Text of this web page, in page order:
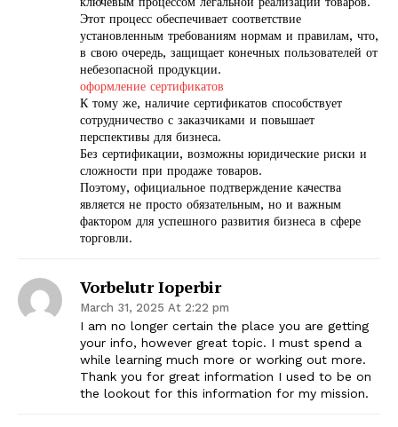
Этот процесс обеспечивает соответствие
установленным требованиям нормам и правилам, что,
в свою очередь, защищает конечных пользователей от
небезопасной продукции.
оформление сертификатов
К тому же, наличие сертификатов способствует
сотрудничество с заказчиками и повышает
перспективы для бизнеса.
Без сертификации, возможны юридические риски и
сложности при продаже товаров.
Поэтому, официальное подтверждение качества
является не просто обязательным, но и важным
фактором для успешного развития бизнеса в сфере
торговли.
Vorbelutr Ioperbir
March 31, 2025 At 2:22 pm
I am no longer certain the place you are getting
your info, however great topic. I must spend a
while learning much more or working out more.
Thank you for great information I used to be on
the lookout for this information for my mission.